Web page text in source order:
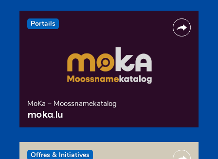
Portails
MoKa – Moossnamekatalog
moka.lu
Offres & Initiatives